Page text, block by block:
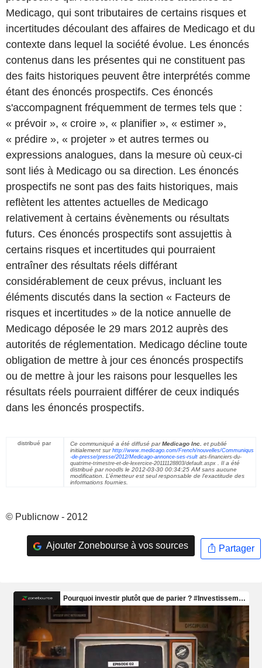
Medicago, qui sont tributaires de certains risques et
incertitudes découlant des affaires de Medicago et du
contexte dans lequel la société évolue. Les énoncés
contenus dans les présentes qui ne constituent pas
des faits historiques peuvent être interprétés comme
étant des énoncés prospectifs. Ces énoncés
s'accompagnent fréquemment de termes tels que :
« prévoir », « croire », « planifier », « estimer »,
« prédire », « projeter » et autres termes ou
expressions analogues, dans la mesure où ceux-ci
sont liés à Medicago ou sa direction. Les énoncés
prospectifs ne sont pas des faits historiques, mais
reflètent les attentes actuelles de Medicago
relativement à certains évènements ou résultats
futurs. Ces énoncés prospectifs sont assujettis à
certains risques et incertitudes qui pourraient
entraîner des résultats réels différant
considérablement de ceux prévus, incluant les
éléments discutés dans la section « Facteurs de
risques et incertitudes » de la notice annuelle de
Medicago déposée le 29 mars 2012 auprès des
autorités de réglementation. Medicago décline toute
obligation de mettre à jour ces énoncés prospectifs
ou de mettre à jour les raisons pour lesquelles les
résultats réels pourraient différer de ceux indiqués
dans les énoncés prospectifs.
distribué par Ce communiqué a été diffusé parMedicago Inc. et publié
initialement sur http://www.medicago.com/French/nouvelles/Communiqus
-de-presse/presse/2012/Medicago-annonce-ses-rsult ats-financiers-du-
quatrime-trimestre-et-de-lexercice-20111128803/default.aspx . Il a été
distribué par noodls le 2012-03-30 00:34:25 AMsans aucune
modification. L’émetteur est seul responsable de l’exactitude des
informations fournies.
© Publicnow - 2012
Ajouter Zonebourse à vos sources Partager